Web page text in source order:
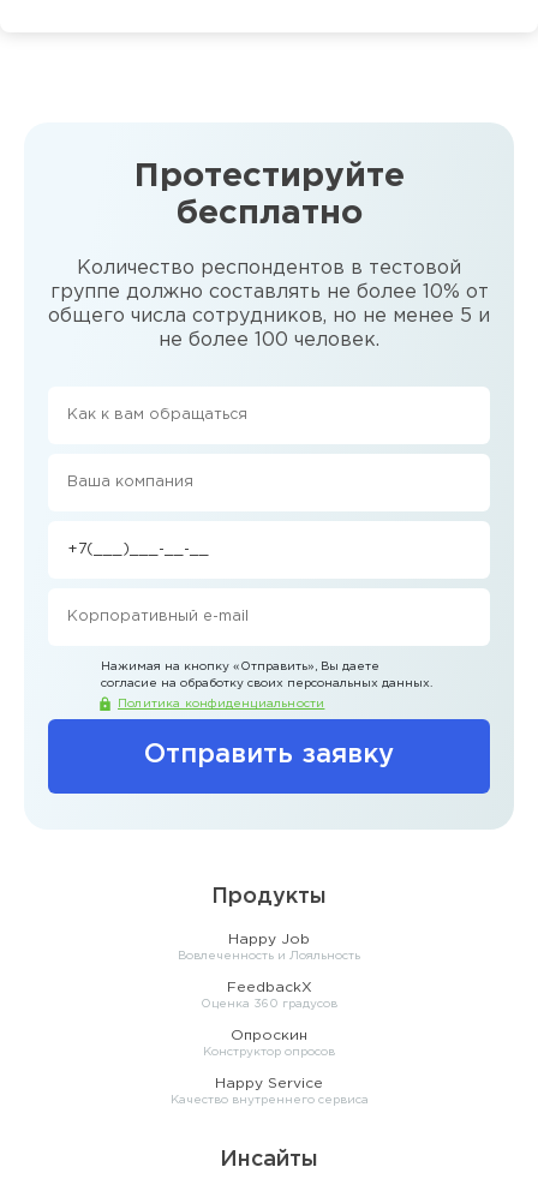
Протестируйте
бесплатно
Количество респондентов в тестовой
группе должно составлять не более 10% от
общего числа сотрудников, но не менее 5 и
не более 100 человек.
Отправить заявку
Нажимая на кнопку «Отправить» , Вы даете
согласие на обработку своих персональных данных.
Политика конфиденциальности
Продукты
Happy Job
Вовлеченность и Лояльность
FeedbackX
Оценка 360 градусов
Опроскин
Конструктор опросов
Happy Service
Качество внутреннего сервиса
Инсайты